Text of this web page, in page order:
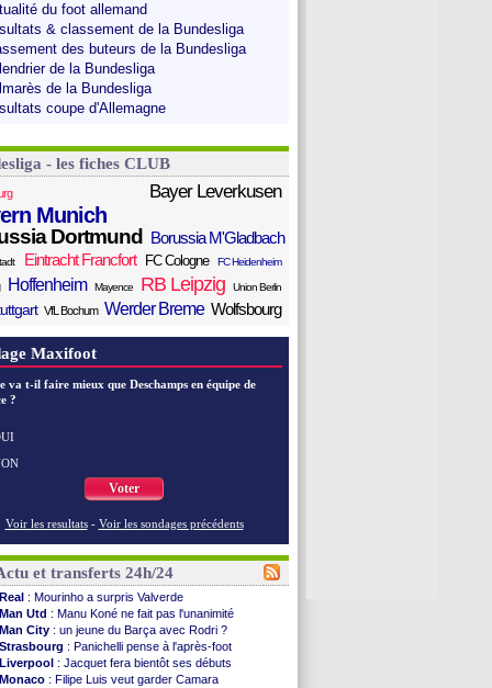
du foot allemand
& classement de la Bundesliga
des buteurs de la Bundesliga
de la Bundesliga
de la Bundesliga
coupe d'Allemagne
- les fiches CLUB
Bayer Leverkusen
Munich
Dortmund Borussia M'Gladbach
Eintracht Francfort FC Cologne FC Heidenheim
Hoffenheim Mayence RB Leipzig Union Berlin
VfL Bochum Werder Breme Wolfsbourg
Maxifoot
va t-il faire mieux que Deschamps en équipe de
?
Voter
Voir les resultats - Voir les sondages précédents
et transferts 24h/24
Real : Mourinho a surpris Valverde
Man Utd : Manu Koné ne fait pas l'unanimité
Man City : un jeune du Barça avec Rodri ?
Strasbourg : Panichelli pense à l'après-foot
Liverpool : Jacquet fera bientôt ses débuts
Monaco : Filipe Luis veut garder Camara